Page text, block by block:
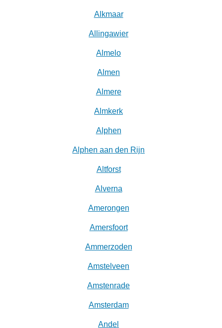
Alkmaar
Allingawier
Almelo
Almen
Almere
Almkerk
Alphen
Alphen aan den Rijn
Altforst
Alverna
Amerongen
Amersfoort
Ammerzoden
Amstelveen
Amstenrade
Amsterdam
Andel